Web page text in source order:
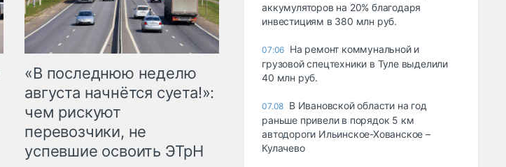
«В последнюю неделю
августа начнётся суета!»:
чем рискуют
перевозчики, не
успевшие освоить ЭТрН
аккумуляторов на 20% благодаря
инвестициям в 380 млн руб.
07:06 На ремонт коммунальной и
грузовой спецтехники в Туле выделили
40 млн руб.
07.08 В Ивановской области на год
раньше привели в порядок 5 км
автодороги Ильинское-Хованское –
Кулачево